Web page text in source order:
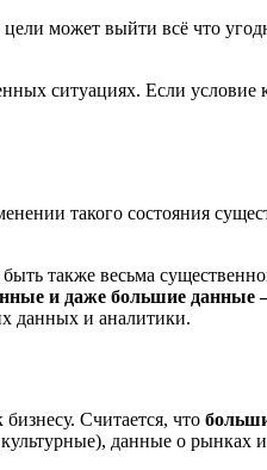
может выйти всё что
ситуациях. Если условие
такого состояния
также весьма
и даже большие данные
данных и аналитики.
Считается, что
данные о рынках